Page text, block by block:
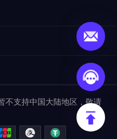
不支持中国大陆地区，敬请